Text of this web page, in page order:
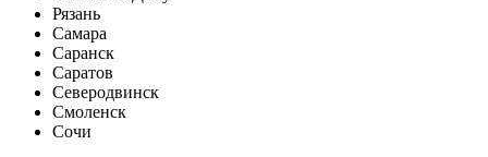
Рязань
Самара
Саранск
Саратов
Северодвинск
Смоленск
Сочи